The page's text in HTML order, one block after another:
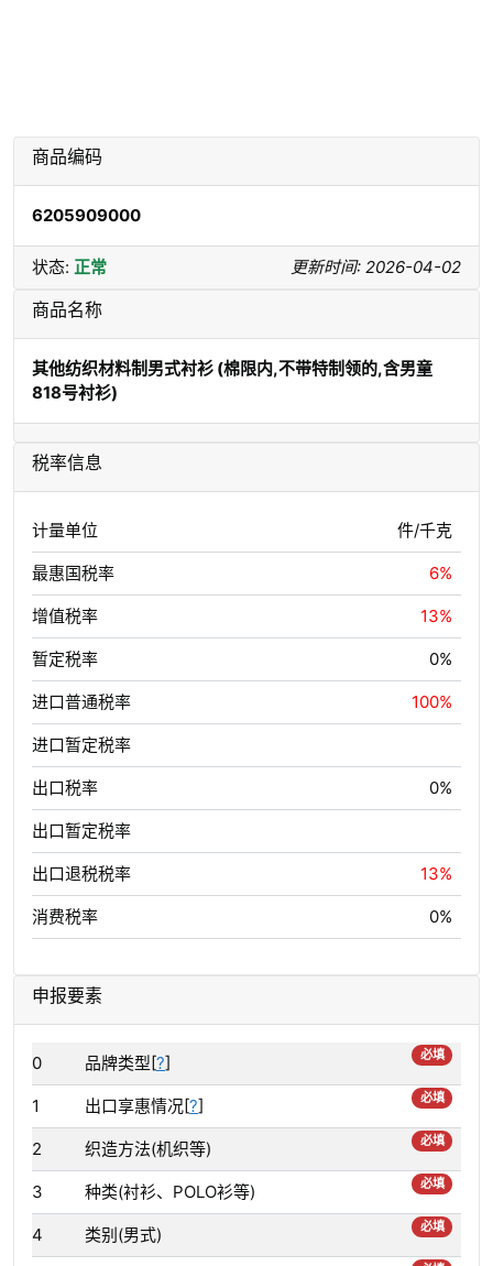
商品编码
6205909000
状态: 正常 更新时间: 2026-04-02
商品名称
其他纺织材料制男式衬衫 (棉限内,不带特制领的,含男童
818号衬衫)
税率信息
计量单位 件/千克
最惠国税率 6%
增值税率 13%
暂定税率 0%
进口普通税率 100%
进口暂定税率
出口税率 0%
出口暂定税率
出口退税税率 13%
消费税率 0%
申报要素
0 品牌类型[?] 必填
1 出口享惠情况[?] 必填
2 织造方法(机织等) 必填
3 种类(衬衫、POLO衫等) 必填
4 类别(男式) 必填